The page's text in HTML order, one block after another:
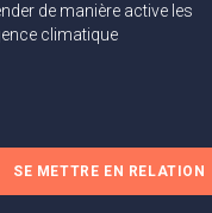
de manière active les
climatique
SE METTRE EN RELATION